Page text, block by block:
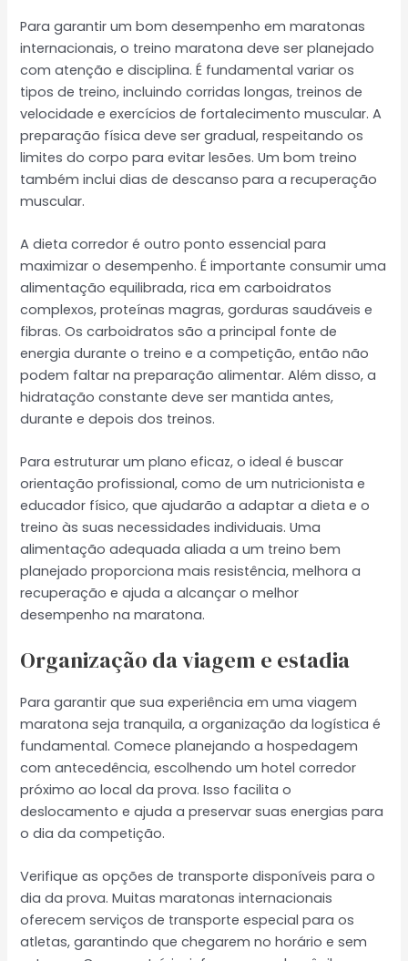
Para garantir um bom desempenho em maratonas
internacionais, o treino maratona deve ser planejado
com atenção e disciplina. É fundamental variar os
tipos de treino, incluindo corridas longas, treinos de
velocidade e exercícios de fortalecimento muscular. A
preparação física deve ser gradual, respeitando os
limites do corpo para evitar lesões. Um bom treino
também inclui dias de descanso para a recuperação
muscular.
A dieta corredor é outro ponto essencial para
maximizar o desempenho. É importante consumir uma
alimentação equilibrada, rica em carboidratos
complexos, proteínas magras, gorduras saudáveis e
fibras. Os carboidratos são a principal fonte de
energia durante o treino e a competição, então não
podem faltar na preparação alimentar. Além disso, a
hidratação constante deve ser mantida antes,
durante e depois dos treinos.
Para estruturar um plano eficaz, o ideal é buscar
orientação profissional, como de um nutricionista e
educador físico, que ajudarão a adaptar a dieta e o
treino às suas necessidades individuais. Uma
alimentação adequada aliada a um treino bem
planejado proporciona mais resistência, melhora a
recuperação e ajuda a alcançar o melhor
desempenho na maratona.
Organização da viagem e estadia
Para garantir que sua experiência em uma viagem
maratona seja tranquila, a organização da logística é
fundamental. Comece planejando a hospedagem
com antecedência, escolhendo um hotel corredor
próximo ao local da prova. Isso facilita o
deslocamento e ajuda a preservar suas energias para
o dia da competição.
Verifique as opções de transporte disponíveis para o
dia da prova. Muitas maratonas internacionais
oferecem serviços de transporte especial para os
atletas, garantindo que chegarem no horário e sem